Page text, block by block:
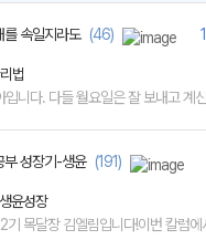
를 속일지라도 (46)
법
입니다. 다들 월요일은 잘 보내고 계
부 성장기-생윤 (191)
윤성장
기 목달장 김엘림입니다!이번 칼럼